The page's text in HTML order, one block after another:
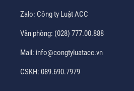
Zalo: Công ty Luật ACC
Văn phòng: (028) 777.00.888
Mail: info@congtyluatacc.vn
CSKH: 089.690.7979